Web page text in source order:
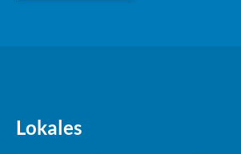
Lokales